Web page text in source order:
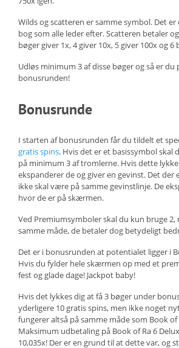
Wilds og scatteren er samme symbol. Det
bog som alle leder efter. Scatteren betaler
bøger giver 1x, 4 giver 10x, 5 giver 100x og 6
Udløs minimum 3 af disse bøger og så er du
bonusrunden!
Bonusrunde
I starten af bonusrunden får du tildelt et
gratis spins. Hvis det er et basissymbol skal
på minimum 3 af tromlerne. Hvis dette
ekspanderer de og giver en gevinst. Det der
ikke skal være på samme gevinstlinje. De
hvor de er på skærmen.
Ved Premiumsymboler skal du kun bruge 2,
samme måde, de betaler dog betydeligt
Det er i bonusrunden at potentialet ligger i
Hvis du fylder hele skærmen op med et
fest og glade dage! Jackpot baby!
Hvis det lykkes dig at få 3 bøger under
yderligere 10 gratis spins, men ikke noget
fungerer altså på samme måde som Book
Maksimum udbetaling på Book of Ra 6
10,035x! Der er en grund til at dette var, og